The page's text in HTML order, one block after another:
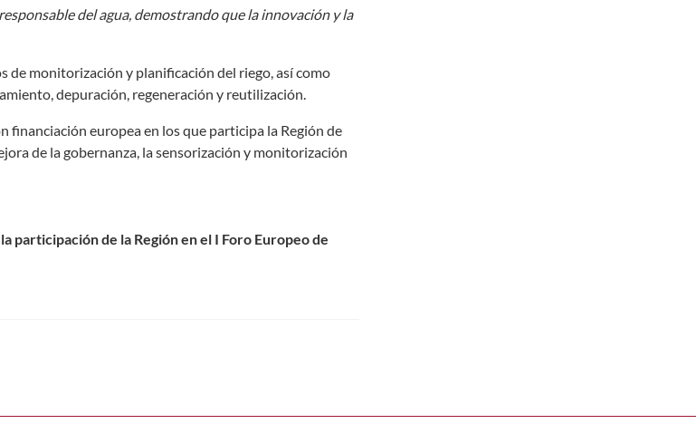
del agua, demostrando que la innovación y la
monitorización y planificación del riego, así como
depuración, regeneración y reutilización.
financiación europea en los que participa la Región de
de la gobernanza, la sensorización y monitorización
participación de la Región en el I Foro Europeo de